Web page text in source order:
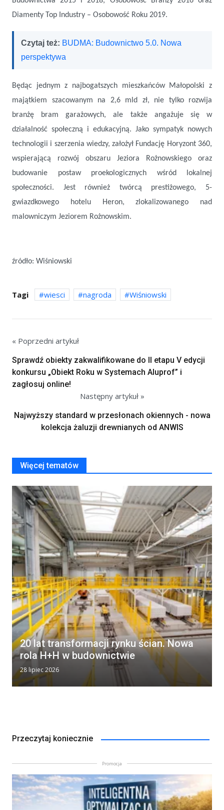
Diamenty Top Industry – Osobowość Roku 2019.
Czytaj też: BUDMA: Budownictwo 5.0. Nowa
perspektywa
Będąc jednym z najbogatszych mieszkańców Małopolski z
majątkiem szacowanym na 2,6 mld zł, nie tylko rozwija
branżę bram garażowych, ale także angażuje się w
działalność społeczną i edukacyjną. Jako sympatyk nowych
technologii i szerzenia wiedzy, założył Fundację Horyzont 360,
wspierającą rozwój obszaru Jeziora Rożnowskiego oraz
budowanie postaw proekologicznych wśród lokalnej
społeczności. Jest również twórcą prestiżowego, 5-
gwiazdkowego hotelu Heron, zlokalizowanego nad
malowniczym Jeziorem Rożnowskim.
źródło: Wiśniowski
Tagi wiesci nagroda Wiśniowski
« Poprzedni artykuł
Sprawdź obiekty zakwalifikowane do II etapu V edycji
konkursu „Obiekt Roku w Systemach Aluprof” i
zagłosuj online!
Następny artykuł »
Najwyższy standard w przesłonach okiennych - nowa
kolekcja żaluzji drewnianych od ANWIS
Więcej tematów
20 lat transformacji rynku ścian. Nowa
rola H+H w budownictwie
28 lipiec 2026
Przeczytaj koniecznie
Promocja